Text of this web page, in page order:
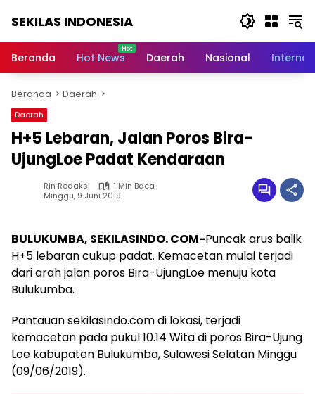
SEKILAS INDONESIA
Terkini,
Latest
World,
Headlines,
News
Today
Beranda Hot News Daerah Nasional
Beranda Daerah
Daerah
H+5 Lebaran, Jalan Poros Bira-
UjungLoe Padat Kendaraan
Rin Redaksi
1 Min Baca
Minggu, 9 Juni 2019
BULUKUMBA, SEKILASINDO. COM-Puncak arus balik
H+5 lebaran cukup padat. Kemacetan mulai terjadi
dari arah jalan poros Bira-UjungLoe menuju kota
Bulukumba.
Pantauan sekilasindo.com di lokasi, terjadi
kemacetan pada pukul 10.14 Wita di poros Bira-Ujung
Loe kabupaten Bulukumba, Sulawesi Selatan Minggu
(09/06/2019).